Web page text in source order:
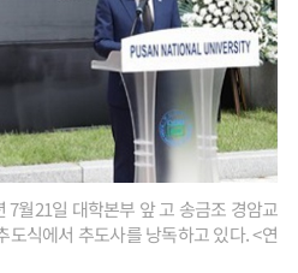
7월21일 대학본부 앞 고 송금조 경암교
도식에서 추도사를 낭독하고 있다. <연